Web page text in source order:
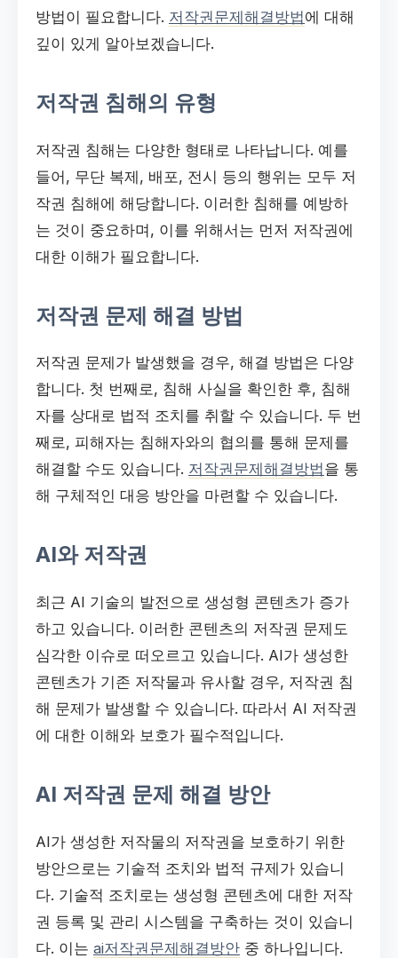
방법이 필요합니다. 저작권문제해결방법에 대해
깊이 있게 알아보겠습니다.
저작권 침해의 유형
저작권 침해는 다양한 형태로 나타납니다. 예를
들어, 무단 복제, 배포, 전시 등의 행위는 모두 저
작권 침해에 해당합니다. 이러한 침해를 예방하
는 것이 중요하며, 이를 위해서는 먼저 저작권에
대한 이해가 필요합니다.
저작권 문제 해결 방법
저작권 문제가 발생했을 경우, 해결 방법은 다양
합니다. 첫 번째로, 침해 사실을 확인한 후, 침해
자를 상대로 법적 조치를 취할 수 있습니다. 두 번
째로, 피해자는 침해자와의 협의를 통해 문제를
해결할 수도 있습니다. 저작권문제해결방법을 통
해 구체적인 대응 방안을 마련할 수 있습니다.
AI와 저작권
최근 AI 기술의 발전으로 생성형 콘텐츠가 증가
하고 있습니다. 이러한 콘텐츠의 저작권 문제도
심각한 이슈로 떠오르고 있습니다. AI가 생성한
콘텐츠가 기존 저작물과 유사할 경우, 저작권 침
해 문제가 발생할 수 있습니다. 따라서 AI 저작권
에 대한 이해와 보호가 필수적입니다.
AI 저작권 문제 해결 방안
AI가 생성한 저작물의 저작권을 보호하기 위한
방안으로는 기술적 조치와 법적 규제가 있습니
다. 기술적 조치로는 생성형 콘텐츠에 대한 저작
권 등록 및 관리 시스템을 구축하는 것이 있습니
다. 이는 ai저작권문제해결방안 중 하나입니다.